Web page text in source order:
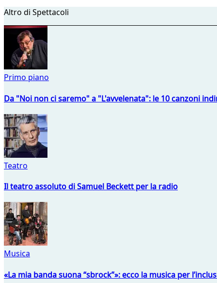
Altro di Spettacoli
Primo piano
Da "Noi non ci saremo" a "L'avvelenata": le 10 canzoni
Teatro
Il teatro assoluto di Samuel Beckett per la radio
Musica
«La mia banda suona “sbrock”»: ecco la musica per